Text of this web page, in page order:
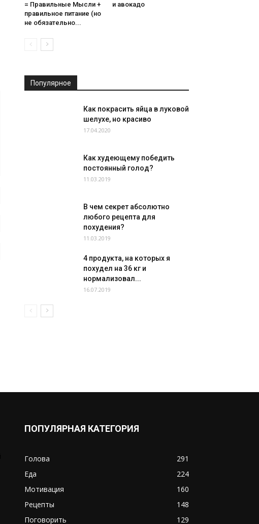
= Правильные Мысли +
правильное питание (но
не обязательно...
и авокадо
Популярное
Как покрасить яйца в луковой
шелухе, но красиво
17.04.2020
Как худеющему победить
постоянный голод?
11.03.2019
В чем секрет абсолютно
любого рецепта для
похудения?
11.03.2019
4 продукта, на которых я
похудел на 36 кг и
нормализовал...
16.07.2019
ПОПУЛЯРНАЯ КАТЕГОРИЯ
Голова
291
Еда
224
Мотивация
160
Рецепты
148
Поговорить
129